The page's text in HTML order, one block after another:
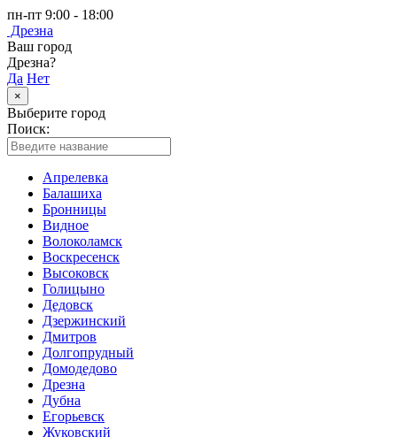
пн-пт 9:00 - 18:00
Дрезна
Ваш город
Дрезна?
Да Нет
×
Выберите город
Поиск:
Апрелевка
Балашиха
Бронницы
Видное
Волоколамск
Воскресенск
Высоковск
Голицыно
Дедовск
Дзержинский
Дмитров
Долгопрудный
Домодедово
Дрезна
Дубна
Егорьевск
Жуковский